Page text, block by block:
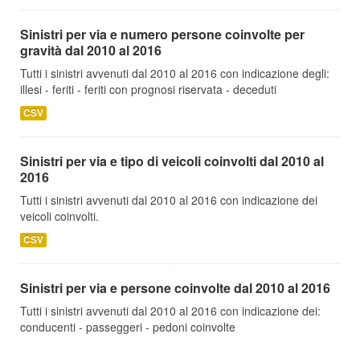
Sinistri per via e numero persone coinvolte per
gravità dal 2010 al 2016
Tutti i sinistri avvenuti dal 2010 al 2016 con indicazione degli:
illesi - feriti - feriti con prognosi riservata - deceduti
CSV
Sinistri per via e tipo di veicoli coinvolti dal 2010 al
2016
Tutti i sinistri avvenuti dal 2010 al 2016 con indicazione dei
veicoli coinvolti.
CSV
Sinistri per via e persone coinvolte dal 2010 al 2016
Tutti i sinistri avvenuti dal 2010 al 2016 con indicazione dei:
conducenti - passeggeri - pedoni coinvolte